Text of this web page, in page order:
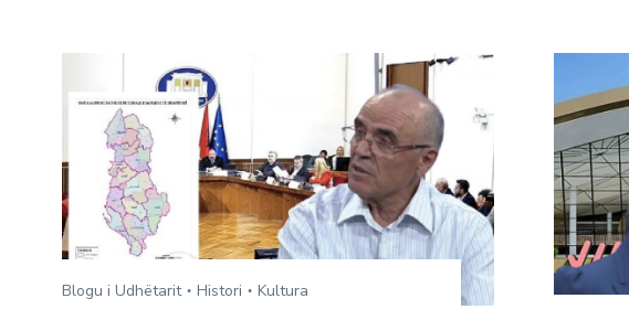
Blogu i Udhëtarit Histori Kultura